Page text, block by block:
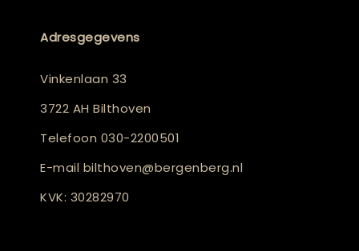
Adresgegevens
Vinkenlaan 33
3722 AH Bilthoven
Telefoon 030-2200501
E-mail bilthoven@bergenberg.nl
KVK: 30282970